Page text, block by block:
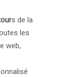
s de la
les
web,